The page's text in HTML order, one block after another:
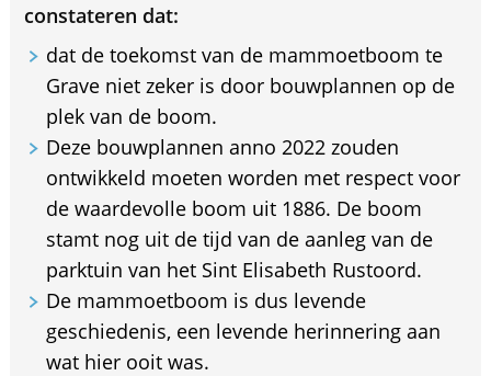
constateren dat:
dat de toekomst van de mammoetboom te
Grave niet zeker is door bouwplannen op de
plek van de boom.
Deze bouwplannen anno 2022 zouden
ontwikkeld moeten worden met respect voor
de waardevolle boom uit 1886. De boom
stamt nog uit de tijd van de aanleg van de
parktuin van het Sint Elisabeth Rustoord.
De mammoetboom is dus levende
geschiedenis, een levende herinnering aan
wat hier ooit was.